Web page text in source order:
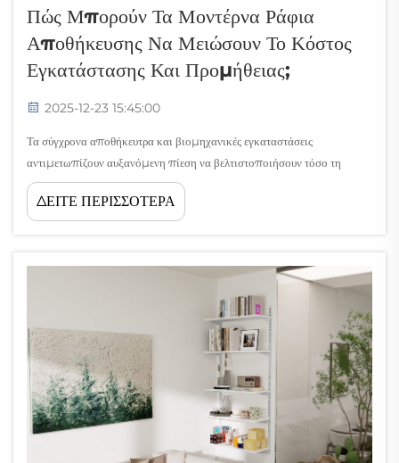
Πώς Μπορούν Τα Μοντέρνα Ράφια
Αποθήκευσης Να Μειώσουν Το Κόστος
Εγκατάστασης Και Προμήθειας;
2025-12-23 15:45:00
Τα σύγχρονα αποθήκευτρα και βιομηχανικές εγκαταστάσεις
αντιμετωπίζουν αυξανόμενη πίεση να βελτιστοποιήσουν τόσο τη
χρήση του χώρου όσο και τα λειτουργικά κόστη. Οι παραδοσιακές λύσεις
αποθήκευσης συχνά απαιτούν εκτεταμένη προσαρμογή, μακροσκελείς
ΔΕΙΤΕ ΠΕΡΙΣΣΟΤΕΡΑ